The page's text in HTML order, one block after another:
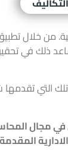
من خلال
ذلك في
التي تقدمها
في مجال